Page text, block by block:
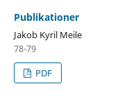
Publikationer
Jakob Kyril Meile
78-79
PDF